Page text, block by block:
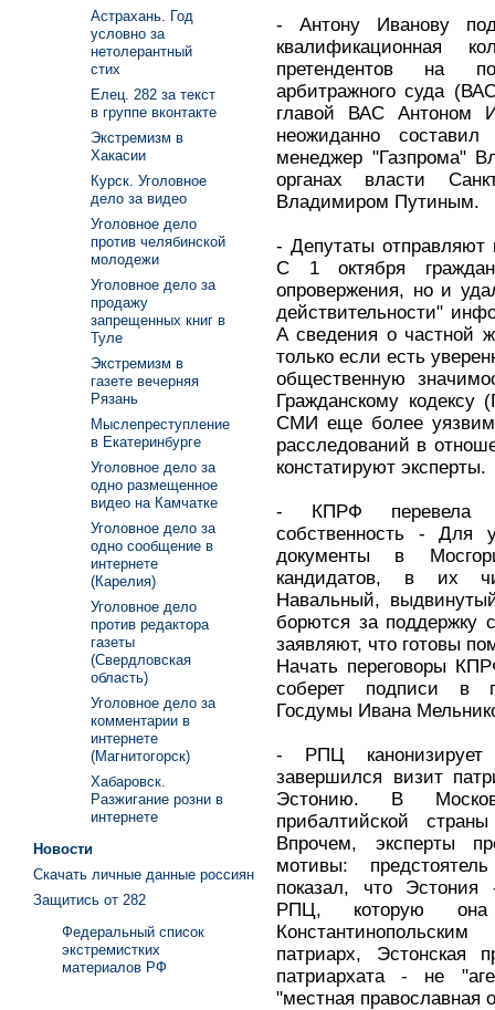
- Антону Иванову
квалификационная
претендентов на
арбитражного суда
главой ВАС Антоном
неожиданно
менеджер "Газпрома"
органах власти
Владимиром Путиным.
- Депутаты отправляют
С 1 октября
опровержения, но и
действительности"
А сведения о частной
только если есть
общественную
Гражданскому кодексу
СМИ еще более
расследований в
констатируют эксперты.
- КПРФ перевела
собственность - Для
документы в
кандидатов, в их
Навальный,
борются за
заявляют, что готовы
Начать переговоры
соберет подписи в
Госдумы Ивана
- РПЦ
завершился визит
Эстонию. В
прибалтийской
Впрочем, эксперты
мотивы:
показал, что Эстония
РПЦ, которую
патриарх, Эстонская
патриархата - не
"местная православная
Астрахань. Год
условно за
нетолерантный
стих
Елец. 282 за текст
в группе вконтакте
Экстремизм в
Хакасии
Курск. Уголовное
дело за видео
Уголовное дело
против челябинской
молодежи
Уголовное дело за
продажу
запрещенных книг в
Туле
Экстремизм в
газете вечерняя
Рязань
Мыслепреступление
в Екатеринбурге
Уголовное дело за
одно размещенное
видео на Камчатке
Уголовное дело за
одно сообщение в
интернете
(Карелия)
Уголовное дело
против редактора
газеты
(Свердловская
область)
Уголовное дело за
комментарии в
интернете
(Магнитогорск)
Хабаровск.
Разжигание розни в
интернете
Новости
Скачать личные данные россиян
Защитись от 282
Федеральный список
экстремистких
материалов РФ